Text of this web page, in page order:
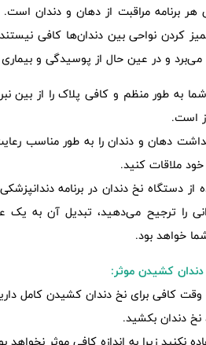
برنامه مراقبت از دهان و دندان
کردن نواحی بین دندان‌ها کافی
می‌برد و در عین حال از پوسیدگی و
شما به طور منظم و کافی پلاک را از بین
است.
دهان و دندان را به طور مناسب
ملاقات کنید.
دستگاه نخ دندان در برنامه
را ترجیح می‌دهید، تبدیل آن به یک
خواهد بود.
کشیدن موثر:
وقت کافی برای نخ دندان کشیدن کامل
دندان بکشید.